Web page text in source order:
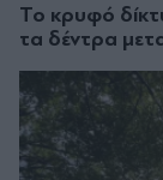
Το κρυφό
τα δέντρα